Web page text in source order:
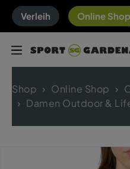
Verleih Online Shop
Shop Online Shop
Damen Outdoor &